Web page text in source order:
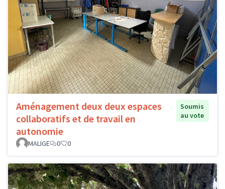
Aménagement deux deux espaces
collaboratifs et de travail en
autonomie
Soumis
au vote
MALIGE 0 0